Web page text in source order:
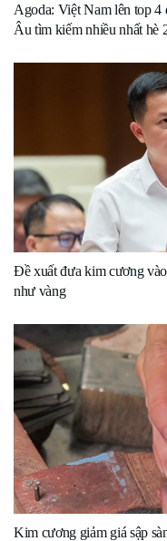
Agoda: Việt Nam lên top 4
Âu tìm kiếm nhiều nhất hè
Đề xuất đưa kim cương
như vàng
Kim cương giảm giá sập